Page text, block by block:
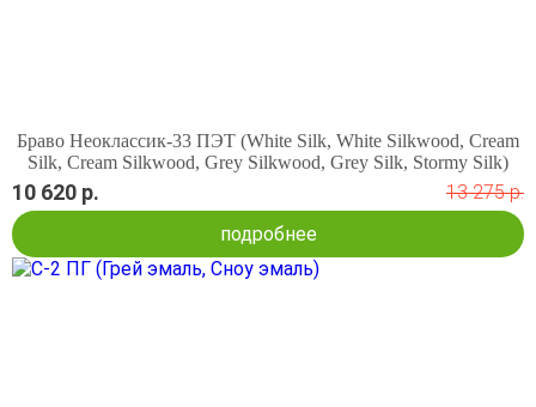
Браво Неоклассик-33 ПЭТ (White Silk, White Silkwood, Cream
Silk, Cream Silkwood, Grey Silkwood, Grey Silk, Stormy Silk)
10 620 р.
13 275 р.
подробнее